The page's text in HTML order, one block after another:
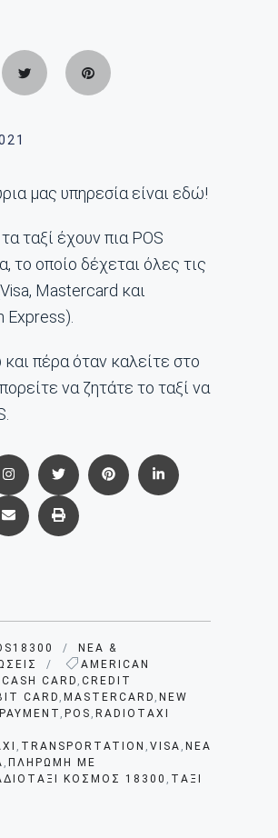
μας υπηρεσία είναι εδώ!
ταξί έχουν πια POS
το οποίο δέχεται όλες τις
Mastercard και
Express).
πέρα όταν καλείτε στο
να ζητάτε το ταξί να
/
ΝΈΑ &
/
AMERICAN
CASH CARD , CREDIT
CARD , MASTERCARD , NEW
PAYMENT , POS , RADIOTAXI
, TRANSPORTATION , VISA , ΝΈΑ
, ΠΛΗΡΩΜΉ ΜΕ
ΚΌΣΜΟΣ 18300 , ΤΑΞΊ